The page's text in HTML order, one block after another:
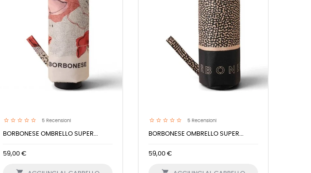
5Recensioni
BORBONESE OMBRELLO SUPER...
59,00 €
5Recensioni
BORBONESE OMBRELLO SUPER...
59,00 €